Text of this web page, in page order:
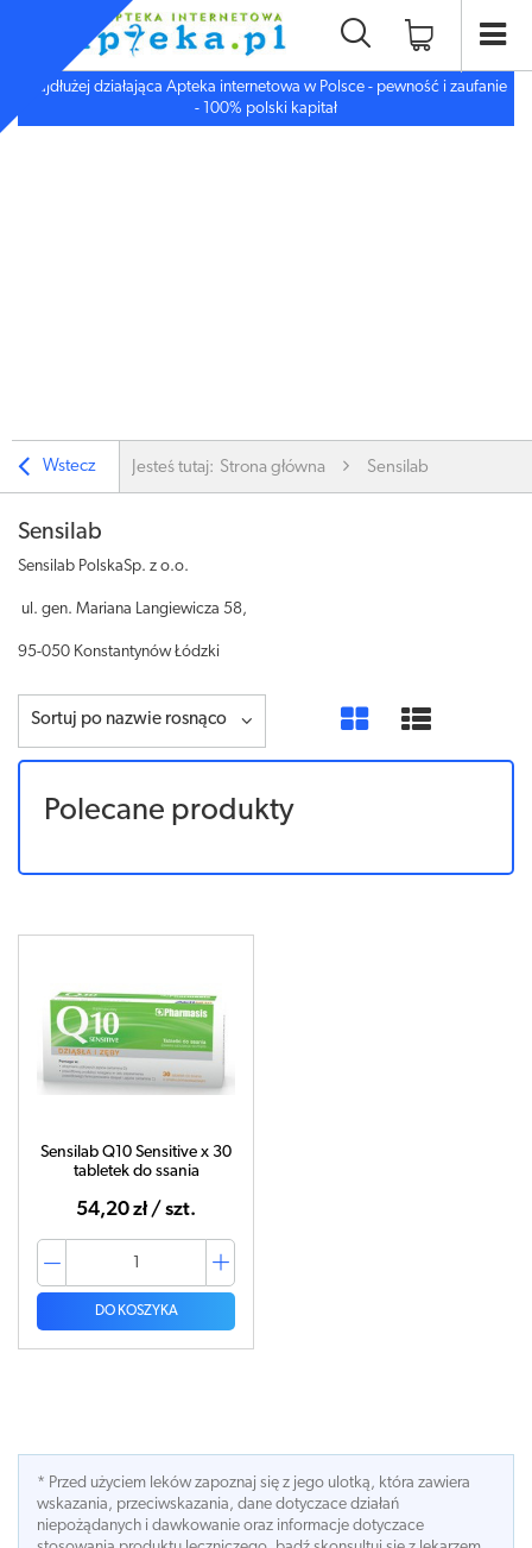
Najdłużej działająca Apteka internetowa w Polsce - pewność i zaufanie
- 100% polski kapitał
Wstecz Jesteś tutaj: Strona główna Sensilab
Sensilab
Sensilab PolskaSp. z o.o.
ul. gen. Mariana Langiewicza 58,
95-050 Konstantynów Łódzki
Sortuj po nazwie rosnąco
Polecane produkty
Sensilab Q10 Sensitive x 30
tabletek do ssania
54,20 zł / szt.
DO KOSZYKA
* Przed użyciem leków zapoznaj się z jego ulotką, która zawiera
wskazania, przeciwskazania, dane dotyczace działań
niepożądanych i dawkowanie oraz informacje dotyczace